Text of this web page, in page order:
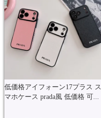
低価格アイフォーン17プラス ス
マホケース prada風 低価格 可...